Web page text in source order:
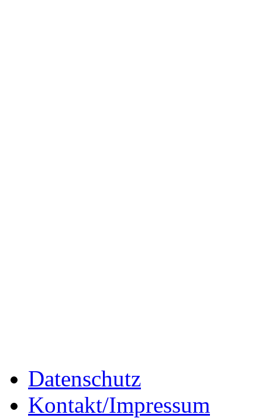
Datenschutz
Kontakt/Impressum